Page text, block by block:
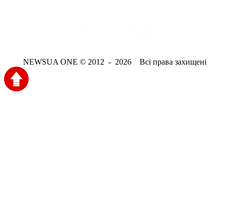
NEWSUA ONE © 2012 - 2026 Всі права захищені